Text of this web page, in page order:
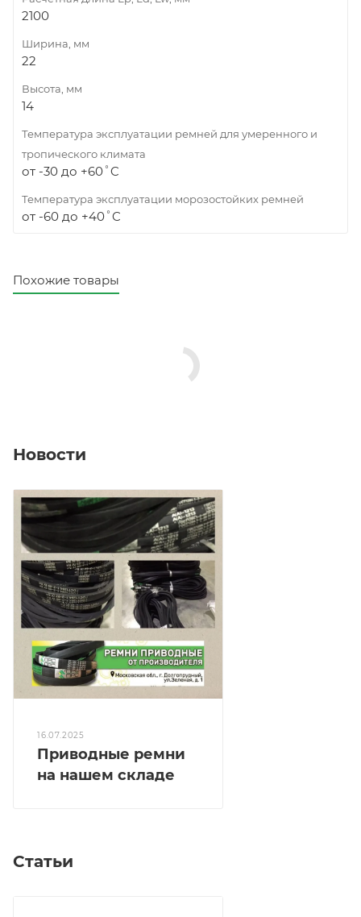
2100
Ширина, мм
22
Высота, мм
14
Температура эксплуатации ремней для умеренного и
тропического климата
от -30 до +60˚C
Температура эксплуатации морозостойких ремней
от -60 до +40˚C
Похожие товары
Новости
16.07.2025
Приводные ремни
на нашем складе
Статьи